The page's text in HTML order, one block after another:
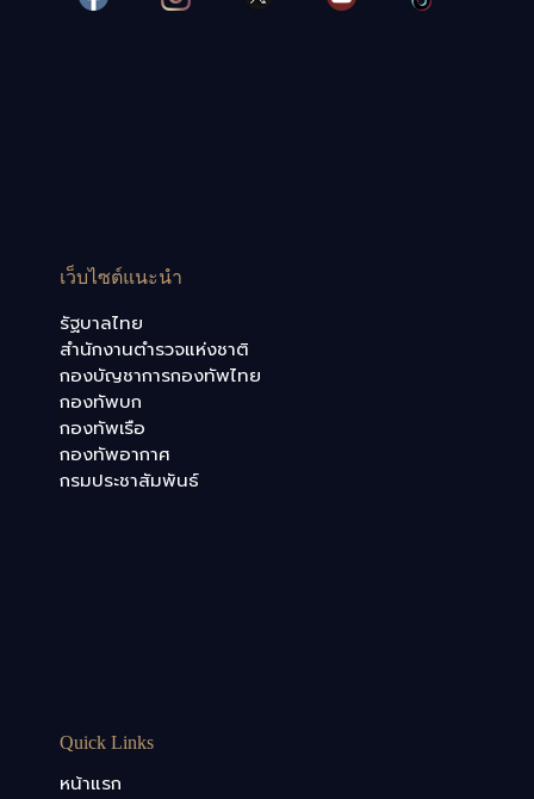
เว็บไซต์แนะนำ
รัฐบาลไทย
สำนักงานตำรวจแห่งชาติ
กองบัญชาการกองทัพไทย
กองทัพบก
กองทัพเรือ
กองทัพอากาศ
กรมประชาสัมพันธ์
Quick Links
หน้าแรก